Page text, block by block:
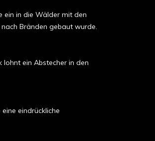
ein in die Wälder mit den
Bränden gebaut wurde.
lohnt ein Abstecher in den
eindrückliche